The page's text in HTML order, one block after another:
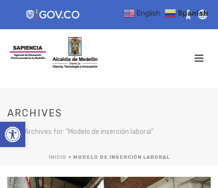
Open toolbar
ARCHIVES
Tag Archives for: "Modelo de inserción laboral"
INICIO » MODELO DE INSERCIÓN LABORAL
English Spanish